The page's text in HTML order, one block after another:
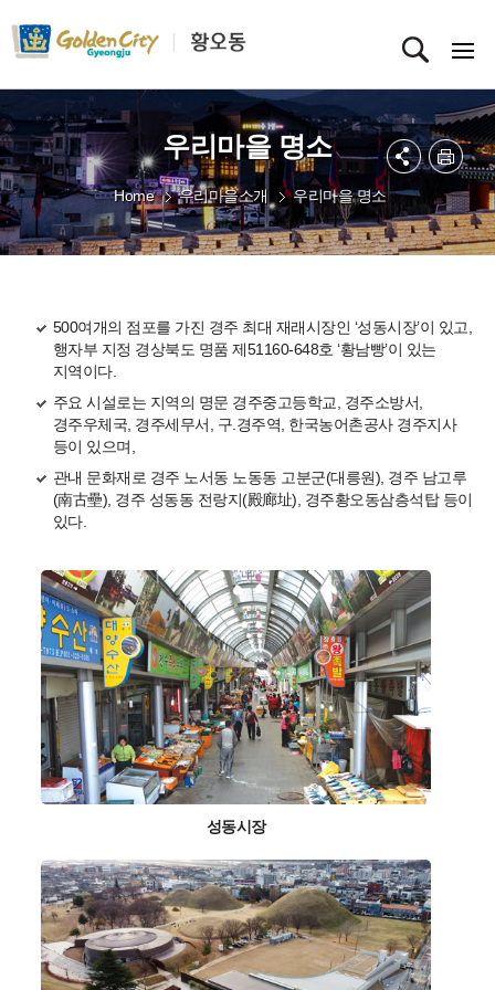
우리마을 명소
Home 우리마을소개 우리마을 명소
500여개의 점포를 가진 경주 최대 재래시장인 ‘성동시장’이 있고,
행자부 지정 경상북도 명품 제51160-648호 ‘황남빵’이 있는
지역이다.
주요 시설로는 지역의 명문 경주중고등학교, 경주소방서,
경주우체국, 경주세무서, 구.경주역, 한국농어촌공사 경주지사
등이 있으며,
관내 문화재로 경주 노서동 노동동 고분군(대릉원), 경주 남고루
(南古壘), 경주 성동동 전랑지(殿廊址), 경주황오동삼층석탑 등이
있다.
성동시장